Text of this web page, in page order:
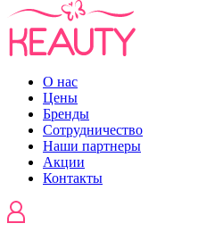
О нас
Цены
Бренды
Сотрудничество
Наши партнеры
Акции
Контакты